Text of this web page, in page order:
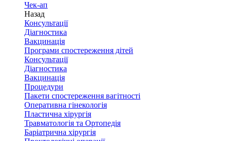
Чек-ап
Назад
Консультації
Діагностика
Вакцинація
Програми спостереження дітей
Консультації
Діагностика
Вакцинація
Процедури
Пакети спостереження вагітності
Оперативна гінекологія
Пластична хірургія
Травматологія та Ортопедія
Баріатрична хірургія